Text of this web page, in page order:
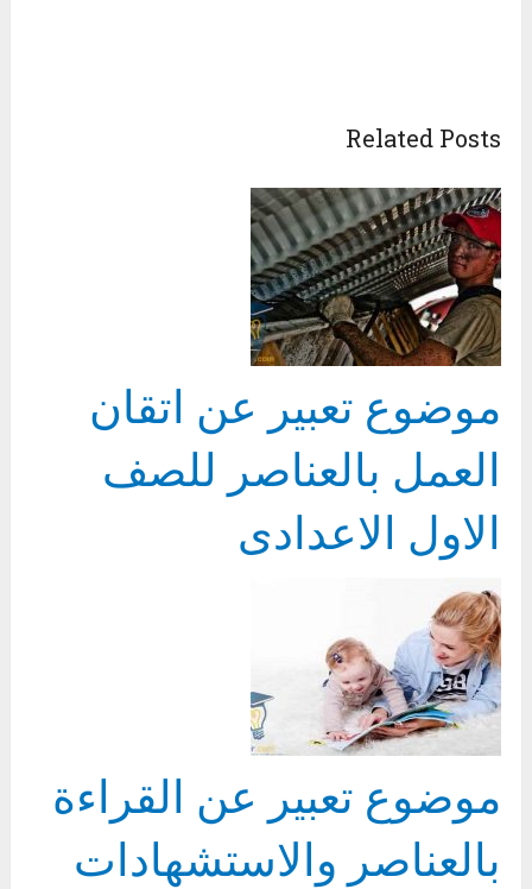
Related Posts
موضوع تعبير عن اتقان
العمل بالعناصر للصف
الاول الاعدادى
موضوع تعبير عن القراءة
بالعناصر والاستشهادات